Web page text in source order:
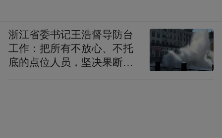
浙江省委书记王浩督导防台
工作：把所有不放心、不托
底的点位人员，坚决果断转